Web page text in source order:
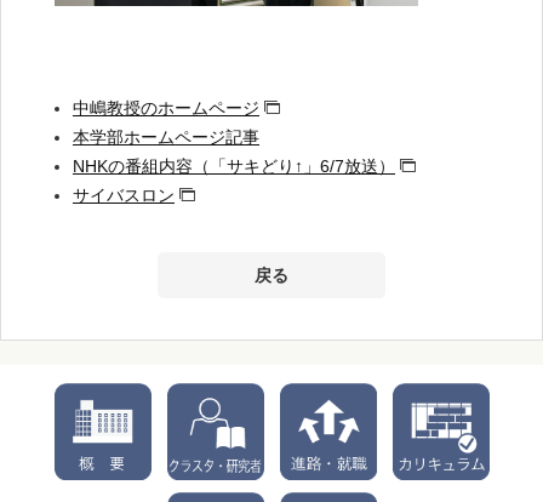
中嶋教授のホームページ
本学部ホームページ記事
NHKの番組内容（「サキどり↑」6/7放送）
サイバスロン
戻る